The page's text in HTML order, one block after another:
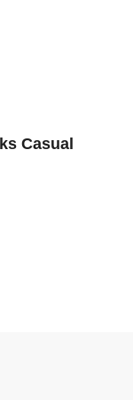
Casual